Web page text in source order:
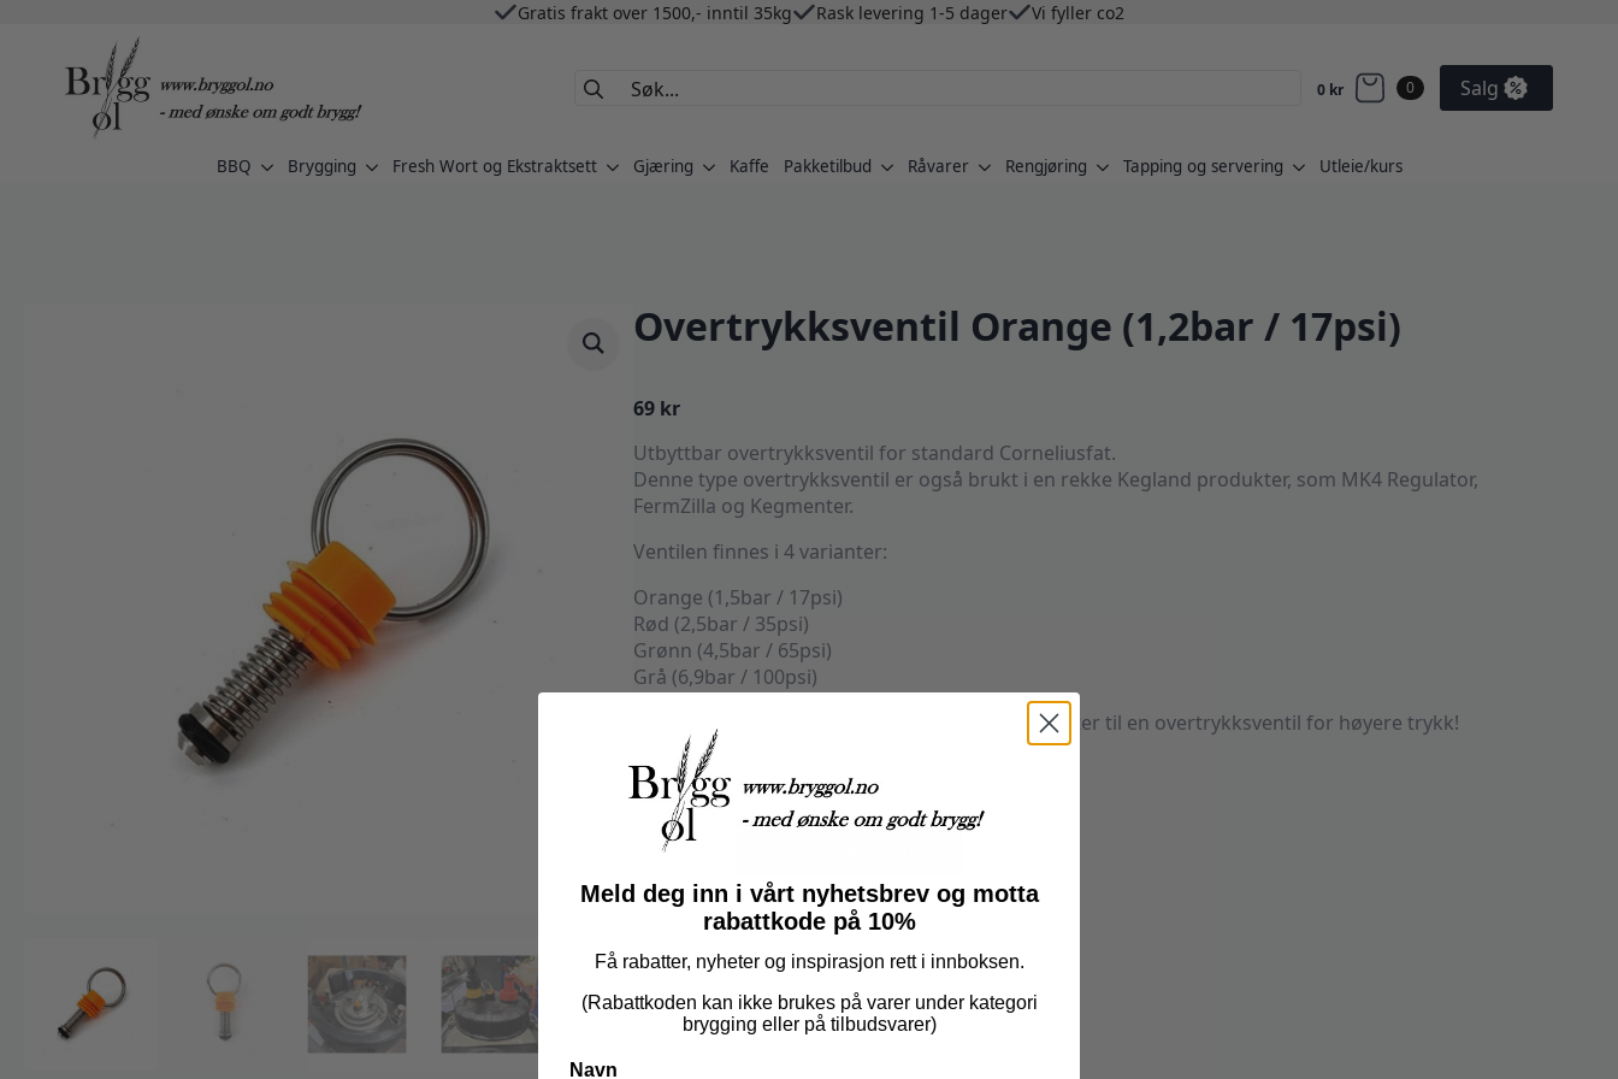
Gratis frakt over 1500,- inntil 35kg Rask levering 1-5 dager Vi fyller co2
Search
0 kr 0 Salg
BBQ Brygging Fresh Wort og Ekstraktsett Gjæring Kaffe Pakketilbud Råvarer Rengjøring Tapping og servering Utleie/kurs
Overtrykksventil Orange (1,2bar / 17psi)
69 kr
Utbyttbar overtrykksventil for standard Corneliusfat.
Denne type overtrykksventil er også brukt i en rekke Kegland produkter, som MK4 Regulator,
FermZilla og Kegmenter.
Ventilen finnes i 4 varianter:
Orange (1,5bar / 17psi)
Rød (2,5bar / 35psi)
Grønn (4,5bar / 65psi)
Grå (6,9bar / 100psi)
OBS: Sjekk alltid max trykk på utstyret før du bytter til en overtrykksventil for høyere trykk!
5 på lager
Overtrykksventil
Orange
(1,2bar
17psi)
antall
Produktnummer: 104795Kategorier: Fat og Co2,Tapping og servering
Meld deg inn i vårt nyhetsbrev og motta
rabattkode på 10%
Få rabatter, nyheter og inspirasjon rett i innboksen.
(Rabattkoden kan ikke brukes på varer under kategori
brygging eller på tilbudsvarer)
Navn